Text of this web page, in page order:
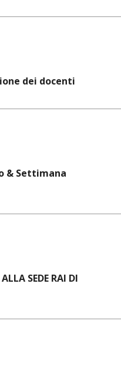
dei docenti
& Settimana
SEDE RAI DI